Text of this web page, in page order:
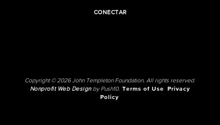
CONECTAR
Copyright © 2026 John Templeton Foundation. All rights reserved.
Nonprofit Web Designby Push10. Terms of Use
Privacy
Policy